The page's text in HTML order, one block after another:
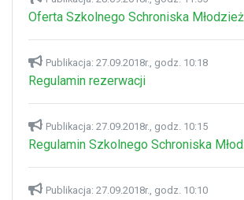
Oferta Szkolnego Schroniska
Publikacja: 27.09.2018r., godz. 10:18
Regulamin rezerwacji
Publikacja: 27.09.2018r., godz. 10:15
Regulamin Szkolnego Schroniska
Publikacja: 27.09.2018r., godz. 10:10